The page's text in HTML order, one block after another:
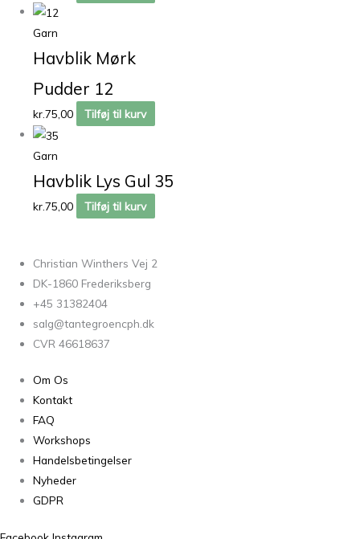
Garn
Havblik Mørk
Pudder 12
kr.75,00 Tilføj til kurv
Garn
Havblik Lys Gul 35
kr.75,00 Tilføj til kurv
Christian Winthers Vej 2
DK-1860 Frederiksberg
+45 31382404
salg@tantegroencph.dk
CVR 46618637
Om Os
Kontakt
FAQ
Workshops
Handelsbetingelser
Nyheder
GDPR